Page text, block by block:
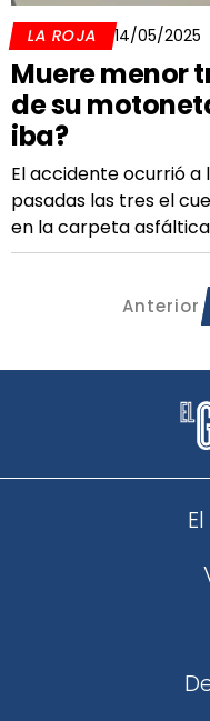
LA ROJA 14/05/2025
Muere menor
de su
iba?
El accidente ocurrió a
pasadas las tres el
en la carpeta asfáltica
Anterior